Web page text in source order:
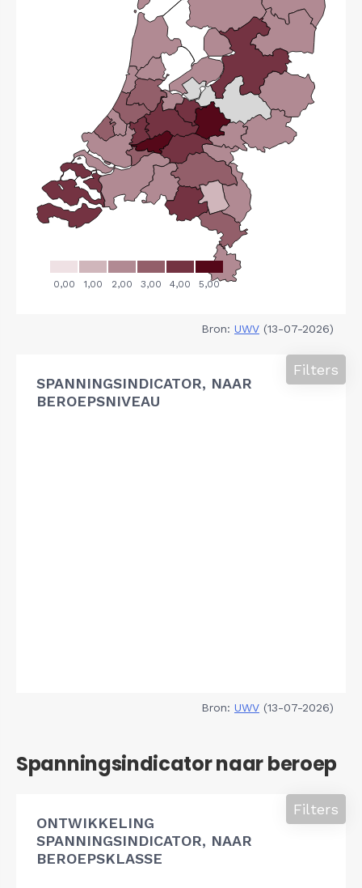
Bron: UWV (13-07-2026)
SPANNINGSINDICATOR, NAAR
BEROEPSNIVEAU
Filters
Bron: UWV (13-07-2026)
Spanningsindicator naar beroep
ONTWIKKELING
SPANNINGSINDICATOR, NAAR
BEROEPSKLASSE
Filters